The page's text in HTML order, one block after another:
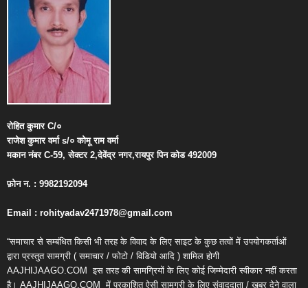
रोहित कुमारC/०
राजेश कुमार वर्माs/० कोमू राम वर्मा
मकान नंबरC-59,सेक्टर2,देवेंद्र नगर,रायपुर पिन कोड492009
फ़ोन न. : 9982192094
Email : rohityadav2471978@gmail.com
“समाचार से सम्बंधित किसी भी तरह के विवाद के लिए साइट के कुछ तत्वों में उपयोगकर्ताओं
द्वारा प्रस्तुत सामग्री ( समाचार / फोटो / विडियो आदि ) शामिल होगी
AAJHIJAAGO.COM इस तरह की सामग्रियों के लिए कोई जिम्मेदारी स्वीकार नहीं करता
है। AAJHIJAAGO.COM में प्रकाशित ऐसी सामग्री के लिए संवाददाता / खबर देने वाला